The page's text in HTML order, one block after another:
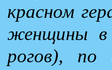
красном
женщины в
рогов),